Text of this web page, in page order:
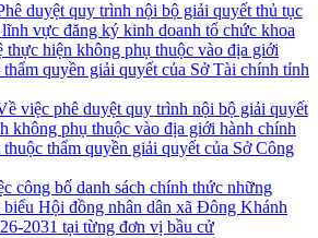
duyệt quy trình nội bộ giải quyết thủ tục
vực đăng ký kinh doanh tổ chức khoa
thực hiện không phụ thuộc vào địa giới
quyền giải quyết của Sở Tài chính tỉnh
việc phê duyệt quy trình nội bộ giải quyết
không phụ thuộc vào địa giới hành chính
thẩm quyền giải quyết của Sở Công
công bố danh sách chính thức những
Hội đồng nhân dân xã Đông Khánh
2031 tại từng đơn vị bầu cử